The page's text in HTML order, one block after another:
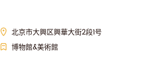
北京市大興区興華大街2段1号
博物館&美術館